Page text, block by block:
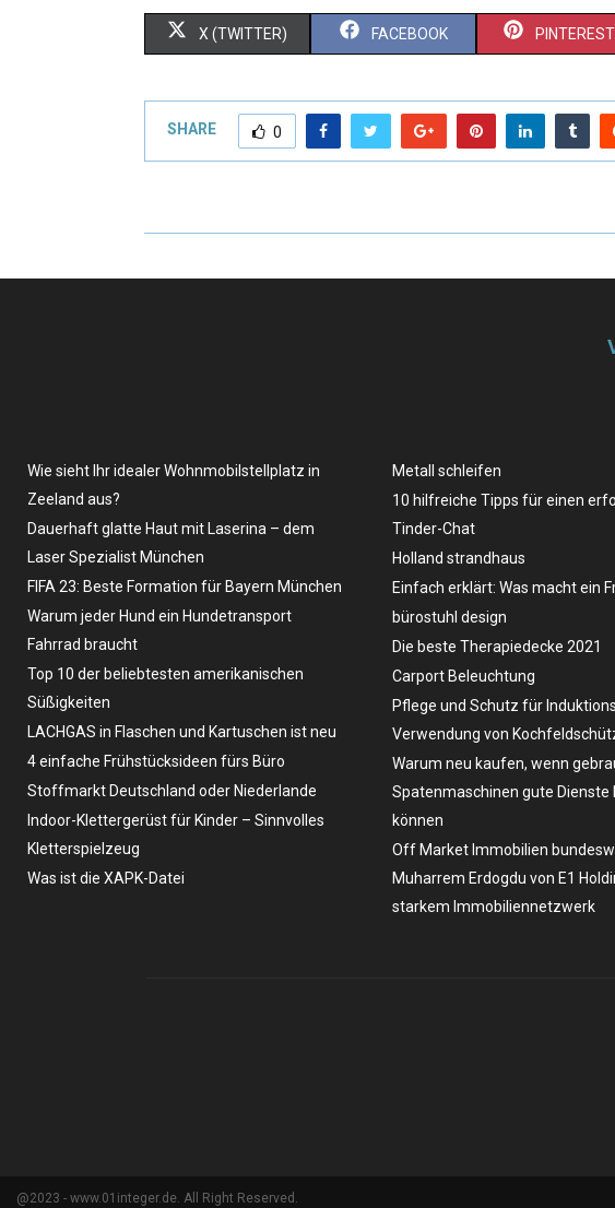
X (TWITTER) FACEBOOK PINTEREST
SHARE 0
Wie sieht Ihr idealer Wohnmobilstellplatz in
Zeeland aus?
Dauerhaft glatte Haut mit Laserina – dem
Laser Spezialist München
FIFA 23: Beste Formation für Bayern München
Warum jeder Hund ein Hundetransport
Fahrrad braucht
Top 10 der beliebtesten amerikanischen
Süßigkeiten
LACHGAS in Flaschen und Kartuschen ist neu
4 einfache Frühstücksideen fürs Büro
Stoffmarkt Deutschland oder Niederlande
Indoor-Klettergerüst für Kinder – Sinnvolles
Kletterspielzeug
Was ist die XAPK-Datei
Metall schleifen
10 hilfreiche Tipps für einen
Tinder-Chat
Holland strandhaus
Einfach erklärt: Was macht ein
bürostuhl design
Die beste Therapiedecke 2021
Carport Beleuchtung
Pflege und Schutz für
Verwendung von
Warum neu kaufen, wenn
Spatenmaschinen gute Dienste
können
Off Market Immobilien
Muharrem Erdogdu von E1
starkem Immobiliennetzwerk
@2023 - www.01integer.de. All Right Reserved.